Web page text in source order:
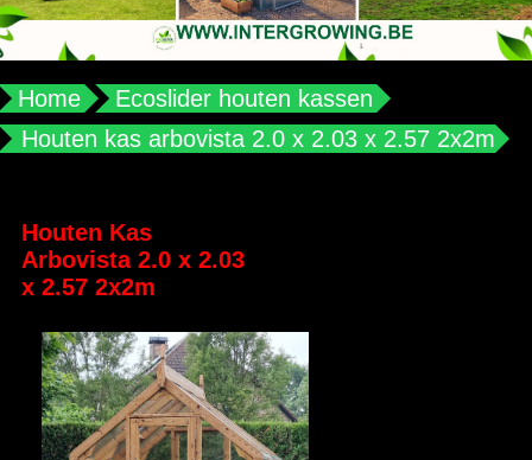
Home
Ecoslider houten kassen
Houten kas arbovista 2.0 x 2.03 x 2.57 2x2m
Houten Kas
Arbovista 2.0 x 2.03
x 2.57 2x2m